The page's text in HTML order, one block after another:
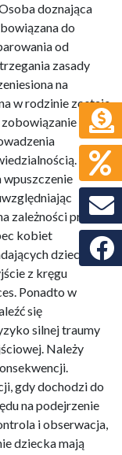
doznająca
do
od
zasady
na
w rodzinie zostaje
wpuszczenie
zależności przez
kobiet
dzieci, nie
z kręgu
Ponadto w
się
silnej traumy
Należy
gdy dochodzi do
na podejrzenie
i obserwacja,
dziecka mają